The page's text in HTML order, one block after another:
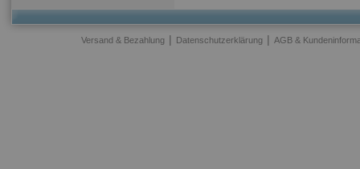
Versand & Bezahlung | Datenschutzerklärung | AGB &